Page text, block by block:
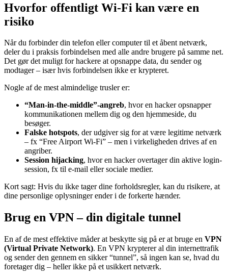
Hvorfor offentligt Wi-Fi kan være en
risiko
Når du forbinder din telefon eller computer til et åbent netværk,
deler du i praksis forbindelsen med alle andre brugere på samme net.
Det gør det muligt for hackere at opsnappe data, du sender og
modtager – især hvis forbindelsen ikke er krypteret.
Nogle af de mest almindelige trusler er:
“Man-in-the-middle”-angreb, hvor en hacker opsnapper
kommunikationen mellem dig og den hjemmeside, du
besøger.
Falske hotspots, der udgiver sig for at være legitime netværk
– fx “Free Airport Wi-Fi” – men i virkeligheden drives af en
angriber.
Session hijacking, hvor en hacker overtager din aktive login-
session, fx til e-mail eller sociale medier.
Kort sagt: Hvis du ikke tager dine forholdsregler, kan du risikere, at
dine personlige oplysninger ender i de forkerte hænder.
Brug en VPN – din digitale tunnel
En af de mest effektive måder at beskytte sig på er at bruge en VPN
(Virtual Private Network). En VPN krypterer al din internettrafik
og sender den gennem en sikker “tunnel”, så ingen kan se, hvad du
foretager dig – heller ikke på et usikkert netværk.